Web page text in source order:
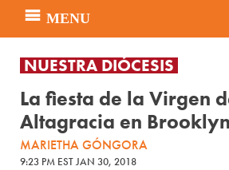
MENU
NUESTRA DIÓCESIS
La fiesta de la Virgen
Altagracia en Brooklyn
MARIETHA GÓNGORA
9:23 PM EST JAN 30, 2018